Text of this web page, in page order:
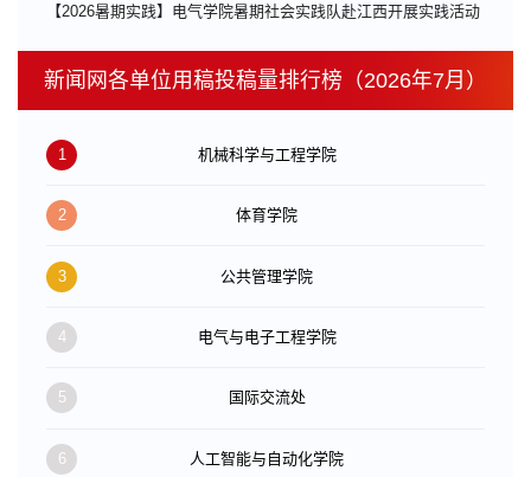
【2026暑期实践】电气学院暑期社会实践队赴江西开展实践活动
新闻网各单位用稿投稿量排行榜（2026年7月）
1 机械科学与工程学院
2 体育学院
3 公共管理学院
4 电气与电子工程学院
5 国际交流处
6 人工智能与自动化学院